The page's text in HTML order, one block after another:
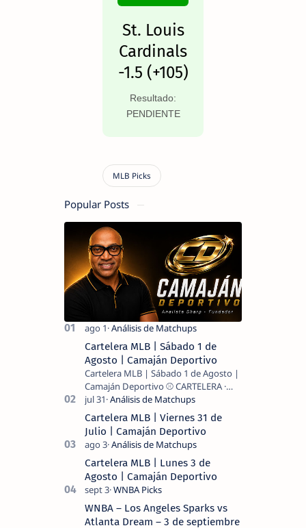
St. Louis
Cardinals
-1.5 (+105)
Resultado:
PENDIENTE
Popular Posts
Cartelera MLB | Sábado 1 de
Agosto | Camaján Deportivo
Cartelera MLB | Sábado 1 de Agosto |
Camaján Deportivo ⚾ CARTELERA ·
Cartelera MLB | Viernes 31 de
Julio | Camaján Deportivo
Cartelera MLB | Lunes 3 de
Agosto | Camaján Deportivo
WNBA – Los Angeles Sparks vs
Atlanta Dream – 3 de septiembre